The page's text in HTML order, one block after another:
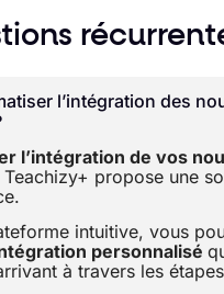
l’intégration des
l’intégration de vos
Teachizy+ propose une
intuitive, vous
personnalisé
à travers les